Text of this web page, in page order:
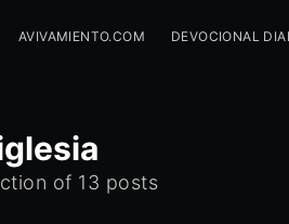
AVIVAMIENTO.COM DEVOCIONAL
of 13 posts